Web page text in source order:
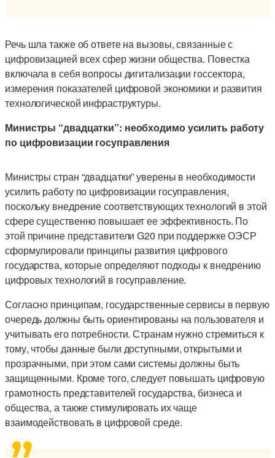
Речь шла также об ответе на вызовы, связанные с
цифровизацией всех сфер жизни общества. Повестка
включала в себя вопросы дигитализации госсектора,
измерения показателей цифровой экономики и развития
технологической инфраструктуры.
Министры “двадцатки”: необходимо усилить работу
по цифровизации госуправления
Министры стран “двадцатки” уверены в необходимости
усилить работу по цифровизации госуправления,
поскольку внедрение соответствующих технологий в этой
сфере существенно повышает ее эффективность. По
этой причине представители G20 при поддержке ОЭСР
сформулировали принципы развития цифрового
государства, которые определяют подходы к внедрению
цифровых технологий в госуправление.
Согласно принципам, государственные сервисы в первую
очередь должны быть ориентированы на пользователя и
учитывать его потребности. Странам нужно стремиться к
тому, чтобы данные были доступными, открытыми и
прозрачными, при этом сами системы должны быть
защищенными. Кроме того, следует повышать цифровую
грамотность представителей государства, бизнеса и
общества, а также стимулировать их чаще
взаимодействовать в цифровой среде.